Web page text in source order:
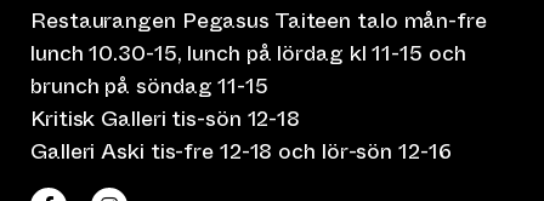
Restaurangen Pegasus Taiteen talo mån-fre
lunch 10.30-15, lunch på lördag kl 11-15 och
brunch på söndag 11-15
Kritisk Galleri tis-sön 12-18
Galleri Aski tis-fre 12-18 och lör-sön 12-16